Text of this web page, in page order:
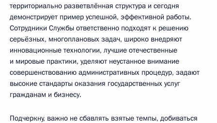
территориально разветвлённая структура и сегодня
демонстрирует пример успешной, эффективной работы.
Сотрудники Службы ответственно подходят к решению
серьёзных, многоплановых задач, широко внедряют
инновационные технологии, лучшие отечественные
и мировые практики, уделяют неустанное внимание
совершенствованию административных процедур, задают
высокие стандарты оказания государственных услуг
гражданам и бизнесу.
Подчеркну, важно не сбавлять взятые темпы, добиваться